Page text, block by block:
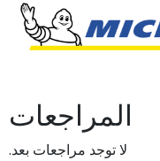
المراجعات
لا توجد مراجعات بعد.